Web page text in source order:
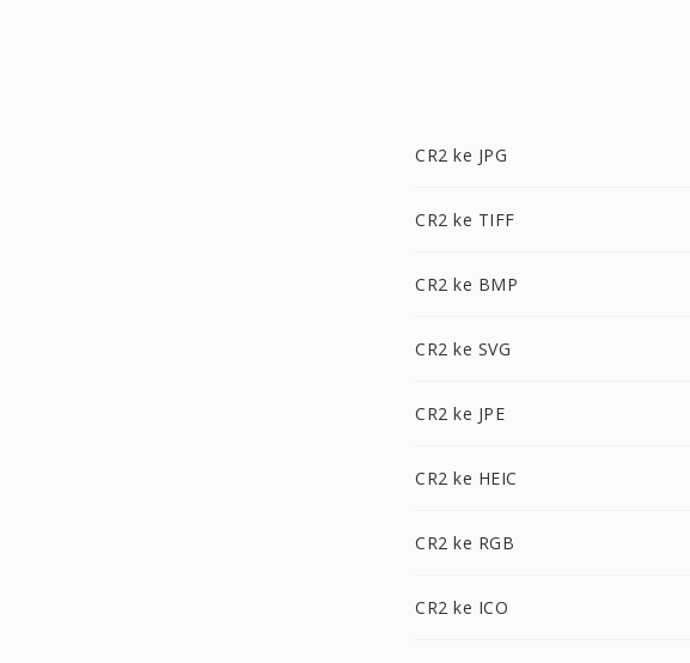
CR2 ke JPG
CR2 ke TIFF
CR2 ke BMP
CR2 ke SVG
CR2 ke JPE
CR2 ke HEIC
CR2 ke RGB
CR2 ke ICO